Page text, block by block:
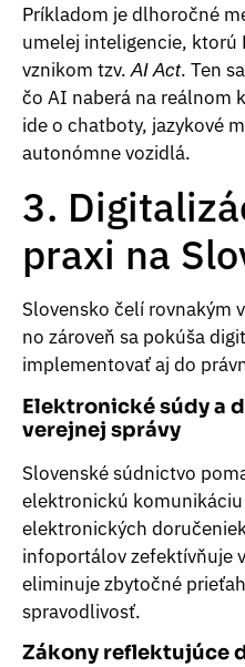
Príkladom je dlhoročné
umelej inteligencie, ktorú
vznikom tzv.AI Act. Ten
čo AI naberá na reálnom
ide o chatboty, jazykové
autonómne vozidlá.
3.
praxi na
Slovensko čelí rovnakým
no zároveň sa pokúša
implementovať aj do
Elektronické súdy a
verejnej správy
Slovenské súdnictvo
elektronickú
elektronických
infoportálov zefektívňuje
eliminuje zbytočné
spravodlivosť.
Zákony reflektujúce